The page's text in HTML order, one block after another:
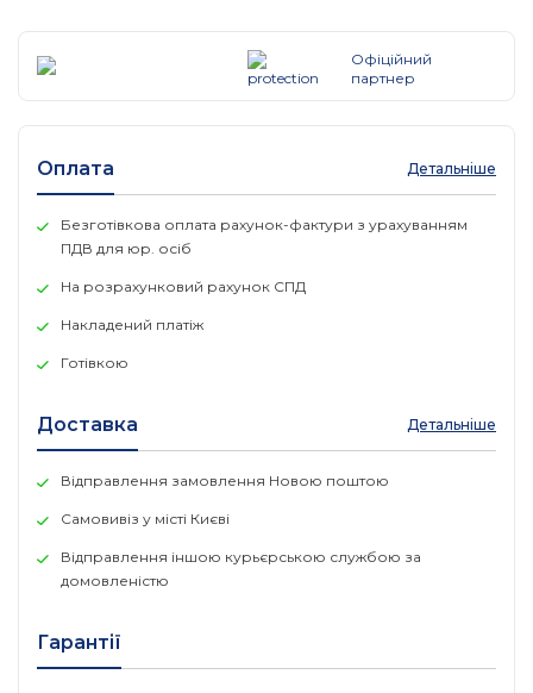
Гарантія: 2 роки.
(до 4шт), сервісний байпас HotSwap MBP6Ki
Офіційний
партнер
Оплата Детальніше
Безготівкова оплата рахунок-фактури з урахуванням
ПДВ для юр. осіб
На розрахунковий рахунок СПД
Накладений платіж
Готівкою
Доставка Детальніше
Відправлення замовлення Новою поштою
Самовивіз у місті Києві
Відправлення іншою курьєрською службою за
домовленістю
Гарантії